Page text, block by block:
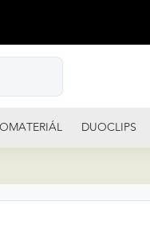
DUOCLIPS